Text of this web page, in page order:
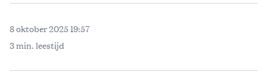
8 oktober 2025 19:57
3 min. leestijd